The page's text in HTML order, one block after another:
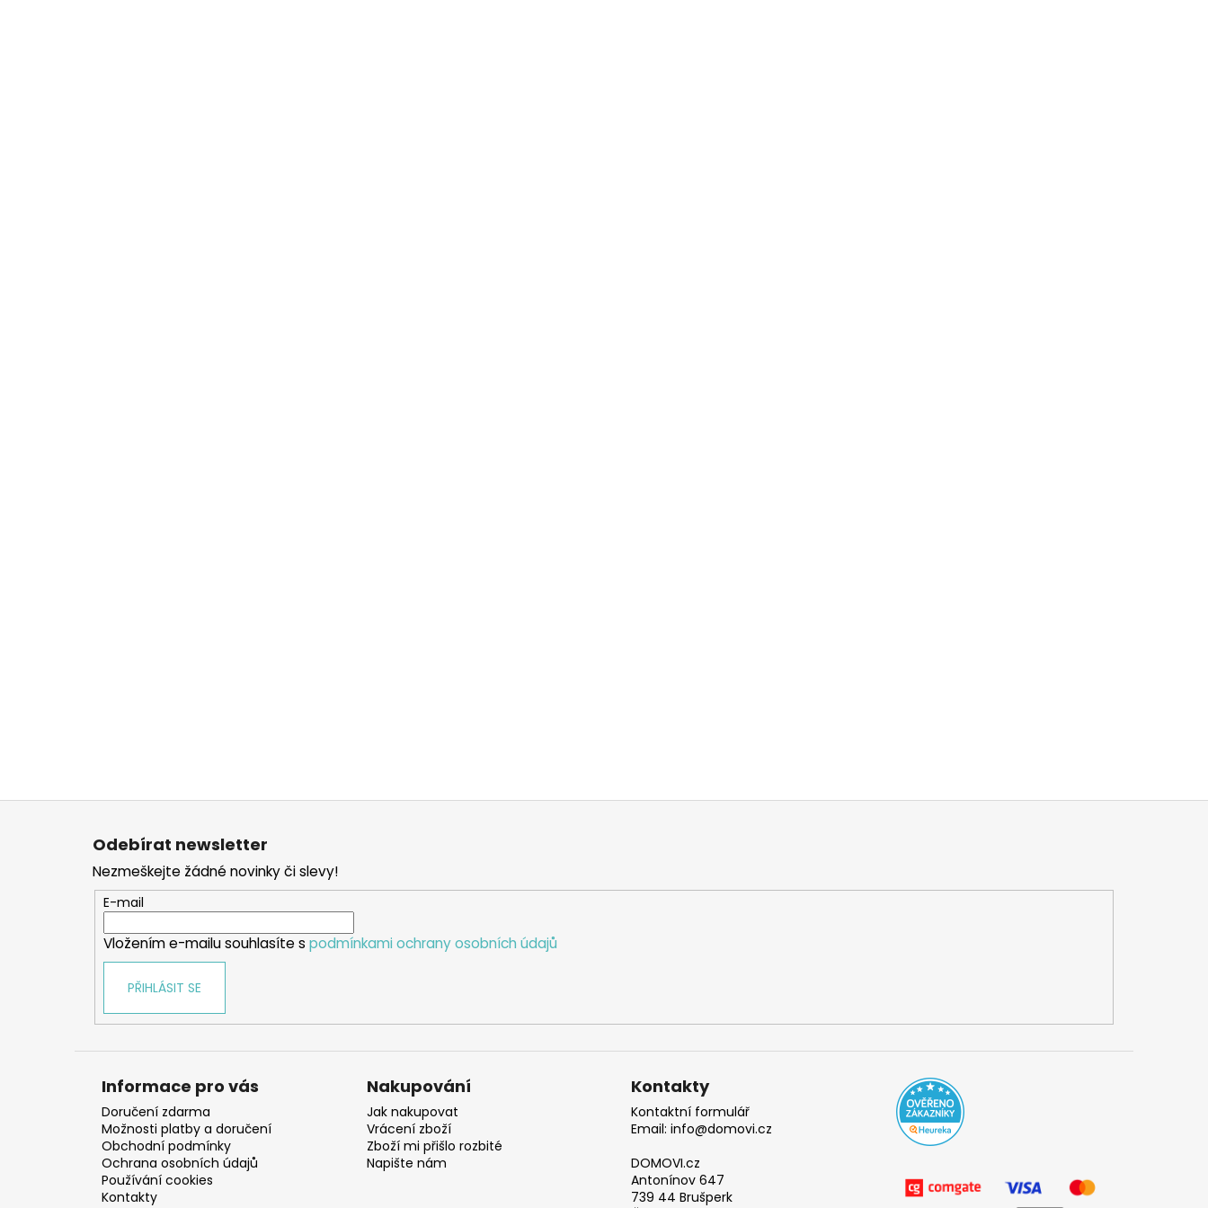
Z
Odebírat newsletter
Nezmeškejte žádné novinky či slevy!
E-mail
Vložením e-mailu souhlasíte s podmínkami ochrany osobních údajů
PŘIHLÁSIT SE
Informace pro vás
Doručení zdarma
Možnosti platby a doručení
Obchodní podmínky
Ochrana osobních údajů
Používání cookies
Kontakty
Nakupování
Jak nakupovat
Vrácení zboží
Zboží mi přišlo rozbité
Napište nám
Kontakty
Kontaktní formulář
Email: info@domovi.cz
DOMOVI.cz
Antonínov 647
739 44 Brušperk